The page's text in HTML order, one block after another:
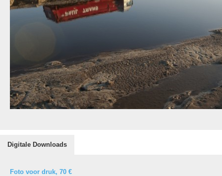
Digitale Downloads
Foto voor druk, 70 €